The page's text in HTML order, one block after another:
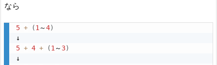
なら
5 + (1～4)
5 + 4 + (1～ 3)